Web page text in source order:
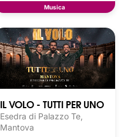
Musica
IL VOLO - TUTTI PER UNO
Esedra di Palazzo Te,
Mantova